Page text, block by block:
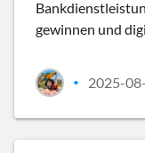
gewinnen und
• 2025-